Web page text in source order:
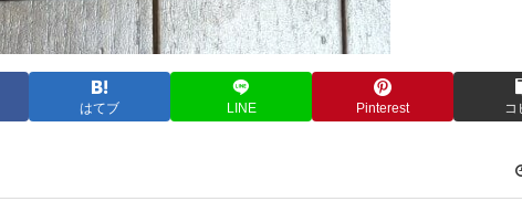
はてブ LINE Pinterest コ